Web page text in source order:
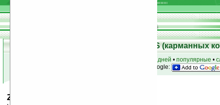
25
Скачать программы для Palm OS (карманных
за 7 дней • популярные •
на Google:
Zoop v2.55